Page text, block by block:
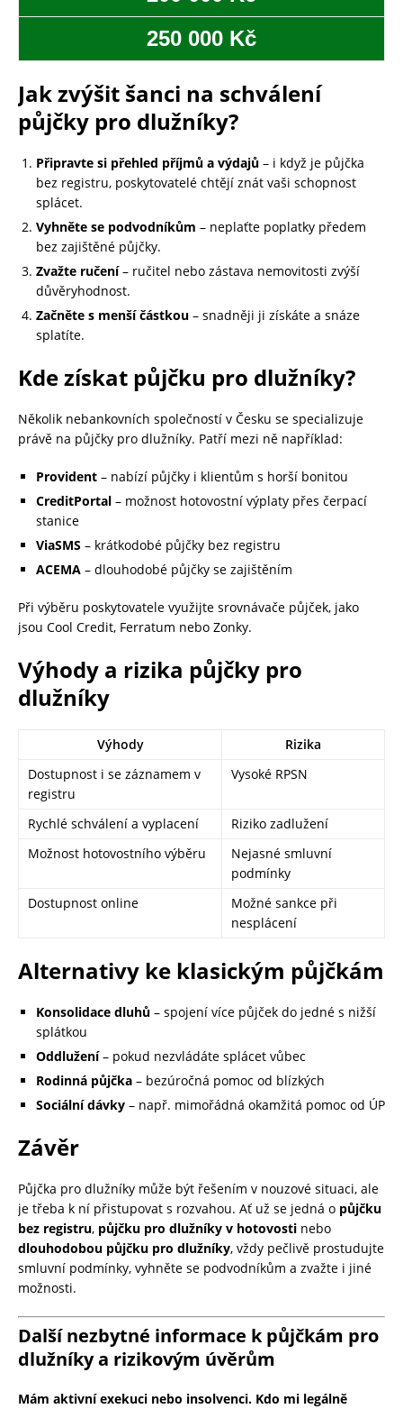
250 000 Kč
Jak zvýšit šanci na schválení
půjčky pro dlužníky?
Připravte si přehled příjmů a výdajů – i když je půjčka
bez registru, poskytovatelé chtějí znát vaši schopnost
splácet.
Vyhněte se podvodníkům – neplaťte poplatky předem
bez zajištěné půjčky.
Zvažte ručení– ručitel nebo zástava nemovitosti zvýší
důvěryhodnost.
Začněte s menší částkou – snadněji ji získáte a snáze
splatíte.
Kde získat půjčku pro dlužníky?
Několik nebankovních společností v Česku se specializuje
právě na půjčky pro dlužníky. Patří mezi ně například:
Provident – nabízí půjčky i klientům s horší bonitou
CreditPortal – možnost hotovostní výplaty přes čerpací
stanice
ViaSMS – krátkodobé půjčky bez registru
ACEMA – dlouhodobé půjčky se zajištěním
Při výběru poskytovatele využijte srovnávače půjček, jako
jsou Cool Credit, Ferratum nebo Zonky.
Výhody a rizika půjčky pro
dlužníky
Výhody
Rizika
Dostupnost i se záznamem v
registru
Vysoké RPSN
Rychlé schválení a vyplacení
Riziko zadlužení
Možnost hotovostního výběru
Nejasné smluvní
podmínky
Dostupnost online
Možné sankce při
nesplácení
Alternativy ke klasickým půjčkám
Konsolidace dluhů – spojení více půjček do jedné s nižší
splátkou
Oddlužení– pokud nezvládáte splácet vůbec
Rodinná půjčka – bezúročná pomoc od blízkých
Sociální dávky – např. mimořádná okamžitá pomoc od ÚP
Závěr
Půjčka pro dlužníky může být řešením v nouzové situaci, ale
je třeba k ní přistupovat s rozvahou. Ať už se jedná o půjčku
bez registru, půjčku pro dlužníky v hotovosti nebo
dlouhodobou půjčku pro dlužníky, vždy pečlivě prostudujte
smluvní podmínky, vyhněte se podvodníkům a zvažte i jiné
možnosti.
Další nezbytné informace k půjčkám pro
dlužníky a rizikovým úvěrům
Mám aktivní exekuci nebo insolvenci. Kdo mi legálně